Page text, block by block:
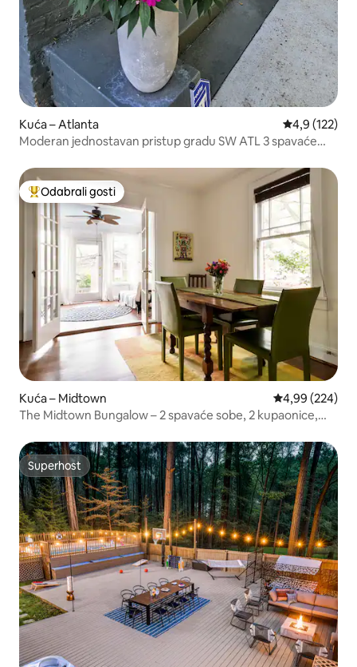
Kuća – Atlanta Prosječna
4,9 (122)
Moderan jednostavan pristup gradu SW ATL 3 spavaće
Među najviše rangiranima s oznakom „Odabrali gosti”
Odabrali gosti
Kuća – Midtown Prosječna
4,99 (224)
The Midtown Bungalow – 2 spavaće sobe, 2 kupaonice,
Superhost
Superhost